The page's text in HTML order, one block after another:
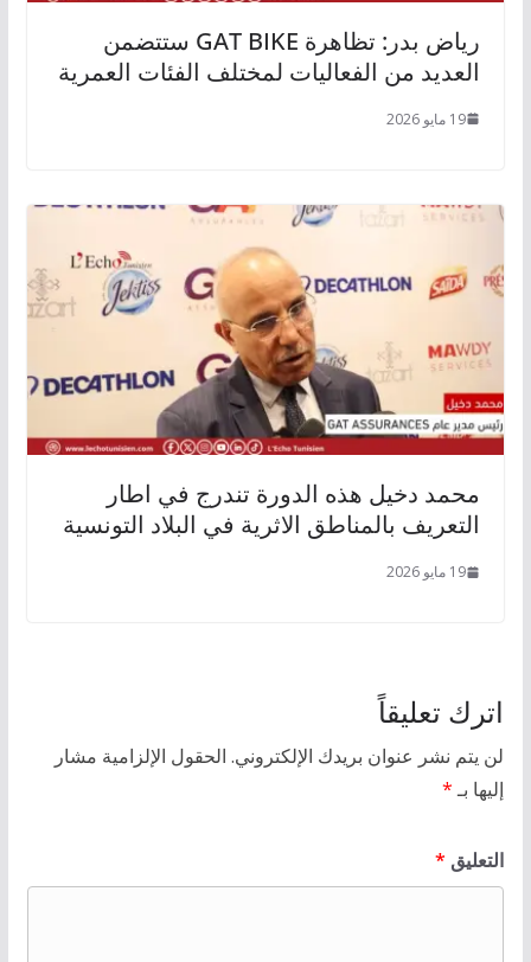
رياض بدر: تظاهرة GAT BIKE ستتضمن
العديد من الفعاليات لمختلف الفئات العمرية
19 مايو 2026
محمد دخيل هذه الدورة تندرج في اطار
التعريف بالمناطق الاثرية في البلاد التونسية
19 مايو 2026
اترك تعليقاً
لن يتم نشر عنوان بريدك الإلكتروني. الحقول الإلزامية مشار
إليها بـ*
التعليق *